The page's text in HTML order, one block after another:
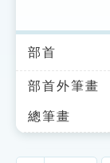
索引選單
知識索引
單字索引
部首
部首外筆畫
總筆畫